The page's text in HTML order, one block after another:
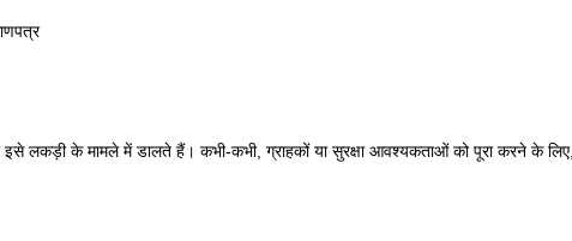
लकड़ी के मामले में डालते हैं। कभी-कभी, ग्राहकों या सुरक्षा आवश्यकताओं को पूरा करने के